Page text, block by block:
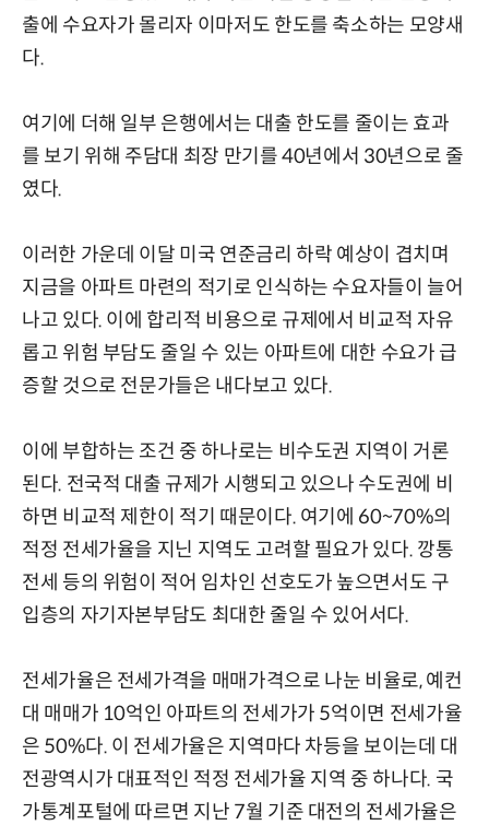
출에 수요자가 몰리자 이마저도 한도를 축소하는 모양새
다.
여기에 더해 일부 은행에서는 대출 한도를 줄이는 효과
를 보기 위해 주담대 최장 만기를 40년에서 30년으로 줄
였다.
이러한 가운데 이달 미국 연준금리 하락 예상이 겹치며
지금을 아파트 마련의 적기로 인식하는 수요자들이 늘어
나고 있다. 이에 합리적 비용으로 규제에서 비교적 자유
롭고 위험 부담도 줄일 수 있는 아파트에 대한 수요가 급
증할 것으로 전문가들은 내다보고 있다.
이에 부합하는 조건 중 하나로는 비수도권 지역이 거론
된다. 전국적 대출 규제가 시행되고 있으나 수도권에 비
하면 비교적 제한이 적기 때문이다. 여기에 60~70%의
적정 전세가율을 지닌 지역도 고려할 필요가 있다. 깡통
전세 등의 위험이 적어 임차인 선호도가 높으면서도 구
입층의 자기자본부담도 최대한 줄일 수 있어서다.
전세가율은 전세가격을 매매가격으로 나눈 비율로, 예컨
대 매매가 10억인 아파트의 전세가가 5억이면 전세가율
은 50%다. 이 전세가율은 지역마다 차등을 보이는데 대
전광역시가 대표적인 적정 전세가율 지역 중 하나다. 국
가통계포털에 따르면 지난 7월 기준 대전의 전세가율은